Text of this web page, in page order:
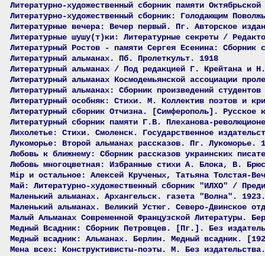
Литературно-художественный сборник памяти
Литературно-художественный сборник: Голодающим
Литературные вечера: Вечер первый. Пг. Авторское
Литературные шушу(т)ки: Литературные секреты /
Литературный Ростов - памяти Сергея Есенина:
Литературный альманах. Пб. Пролеткульт. 1918
Литературный альманах / Под редакцией Г. Крейтана и
Литературный альманах Космодемьянской ассоциации
Литературный альманах: Сборник произведений
Литературный особняк: Стихи. М. Коллектив поэтов и
Литературный сборник Отчизна. [Симферополь].
Литературный сборник памяти Г.В. Плеханова-
Лихолетье: Стихи. Смоленск. Государственное
Лукоморье: Второй альманах рассказов. Пг. Лукоморье.
Любовь к ближнему: Сборник рассказов украинских
Любовь многоцветная: Избранные стихи А. Блока, В.
Мiр и остальное: Алексей Крученых, Татьяна Толстая-
Май: Литературно-художественный сборник "ИЛХО" /
Маленький альманах. Архангельск. газета "Волна".
Маленький альманах. Великий Устюг. Северо-Двинское
Малый Альманах Современной Французской Литературы.
Медный Всадник: Сборник Петровцев. [Пг.]. Без
Медный всадник: Альманах. Берлин. Медный всадник.
Мена всех: Конструктивисты-поэты. М. Без